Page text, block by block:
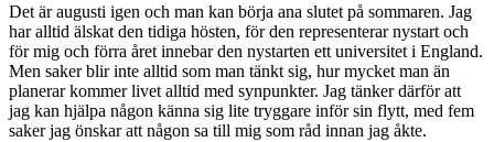
Det är augusti igen och man kan börja ana slutet på sommaren. Jag
har alltid älskat den tidiga hösten, för den representerar nystart och
för mig och förra året innebar den nystarten ett universitet i England.
Men saker blir inte alltid som man tänkt sig, hur mycket man än
planerar kommer livet alltid med synpunkter. Jag tänker därför att
jag kan hjälpa någon känna sig lite tryggare inför sin flytt, med fem
saker jag önskar att någon sa till mig som råd innan jag åkte.